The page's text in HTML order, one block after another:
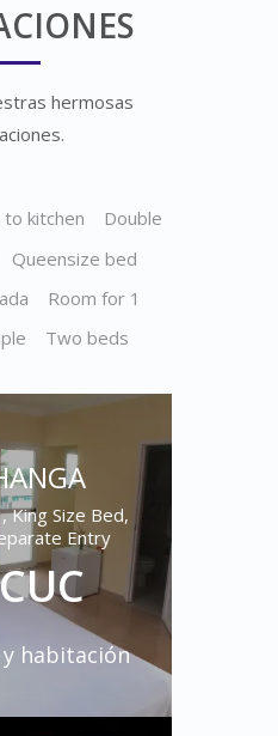
hermosas
to kitchen
Double
Queensize bed
Room for 1
Two beds
King Size Bed,
Entry
habitación